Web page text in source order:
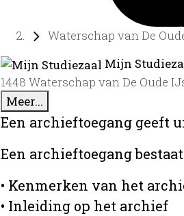
Waterschap van De
Mijn
1448 Waterschap van De Oude
Meer...
Een archieftoegang geeft
Een archieftoegang
• Kenmerken van het
• Inleiding op het archief